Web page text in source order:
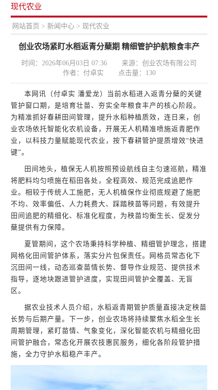
现代农业
网站首页 > 新闻中心 > 现代农业
创业农场紧盯水稻返青分蘖期 精细管护护航粮食丰产
时间：2026年06月03日 07:36
来源：创业农场有限公司
作者：付卓实
点击量： 130
本网讯（付卓实 潘爱龙）当前水稻进入返青分蘖的关键
管护窗口期，是培育壮苗、夯实全年粮食丰产的核心阶段。
为精准抓好春耕田间管理，提升水稻种植质效，连日来，创
业农场依托智能化农机设备，开展无人机精准喷施返青肥作
业，以科技力量赋能现代农业，按下春耕管护提质增效“快进
键”。
田间地头，植保无人机按照预设航线自主匀速巡航，精准
将肥料均匀喷施在稻田各处，全程高效、规范完成追肥作
业。相较于传统人工施肥，无人机植保作业彻底规避了施肥
不均、效率偏低、人力耗费大、踩踏秧苗等问题，有效提升
田间追肥的精细化、标准化程度，为秧苗均衡生长、促发分
蘖提供有力保障。
夏管期间，这个农场秉持科学种植、精细管护理念，搭建
网格化田间管护体系，落实分片包保责任。网格员常态化下
沉田间一线，动态巡查苗情长势、督导作业规范、提供技术
指导，逐地块跟进管护进度，实现田间管护全覆盖、无盲
区。
据农业技术人员介绍，水稻返青期管护质量直接决定秧苗
长势与后期产量。下一步，创业农场将持续聚焦水稻全生长
周期管理，紧盯苗情、气象变化，深化智能农机与精细化田
间管护融合，常态化开展农技惠民服务，细化各阶段管护措
施，全力守护水稻稳产丰产。